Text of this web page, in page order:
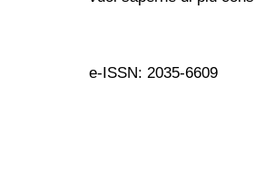
e-ISSN: 2035-6609